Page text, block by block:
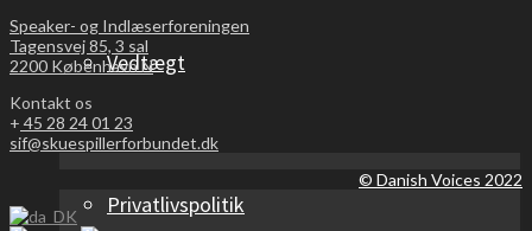
Vedtægt
Privatlivspolitik
Speaker- og Indlæserforeningen
Tagensvej 85, 3 sal
2200 København N
Kontakt os
+ 45 28 24 01 23
sif@skuespillerforbundet.dk
© Danish Voices 2022